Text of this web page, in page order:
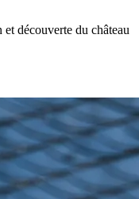
découverte du château